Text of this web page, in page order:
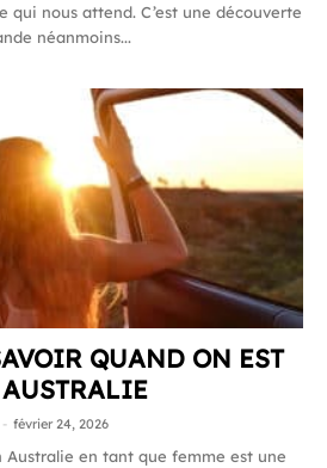
qui nous attend. C’est une découverte
néanmoins...
QUAND ON EST
- février 24, 2026
Australie en tant que femme est une